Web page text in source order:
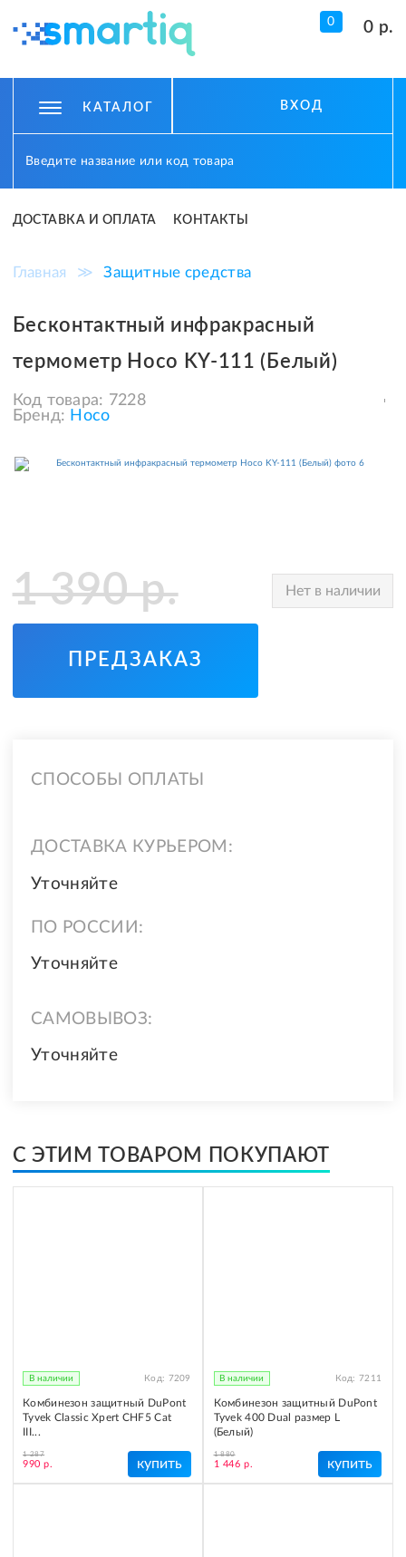
0 0 р.
КАТАЛОГ ВХОД
ДОСТАВКА И ОПЛАТА КОНТАКТЫ
Главная ≫ Защитные средства
Бесконтактный инфракрасный
термометр Hoco KY-111 (Белый)
Код товара: 7228
Бренд: Hoco
1 390р. Нет в наличии
ПРЕДЗАКАЗ
СПОСОБЫ ОПЛАТЫ
ДОСТАВКА КУРЬЕРОМ:
Уточняйте
ПО РОССИИ:
Уточняйте
САМОВЫВОЗ:
Уточняйте
С ЭТИМ ТОВАРОМ ПОКУПАЮТ
В наличии Код: 7209
Комбинезон защитный DuPont
Tyvek Classic Xpert CHF5 Cat
III...
1 287
990 р. купить
В наличии Код: 7211
Комбинезон защитный DuPont
Tyvek 400 Dual размер L
(Белый)
1 880
1 446 р. купить